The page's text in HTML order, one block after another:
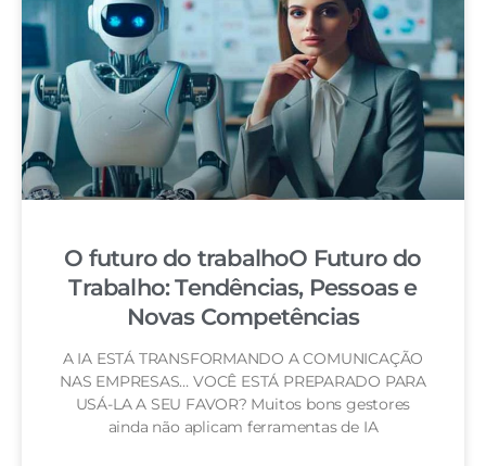
O futuro do trabalhoO Futuro do
Trabalho: Tendências, Pessoas e
Novas Competências
A IA ESTÁ TRANSFORMANDO A COMUNICAÇÃO
NAS EMPRESAS… VOCÊ ESTÁ PREPARADO PARA
USÁ-LA A SEU FAVOR? Muitos bons gestores
ainda não aplicam ferramentas de IA